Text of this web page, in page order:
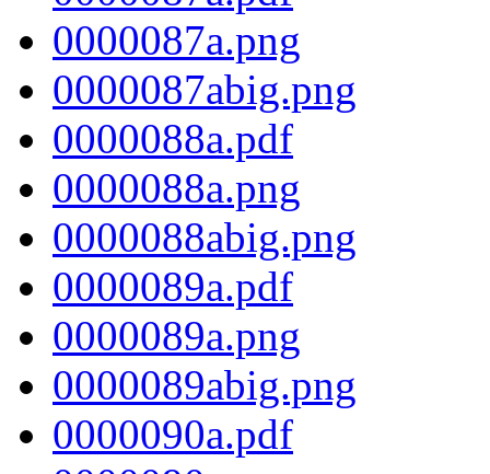
0000087a.png
0000087abig.png
0000088a.pdf
0000088a.png
0000088abig.png
0000089a.pdf
0000089a.png
0000089abig.png
0000090a.pdf